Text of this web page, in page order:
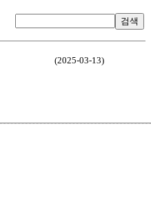
검색
(2025-03-13)